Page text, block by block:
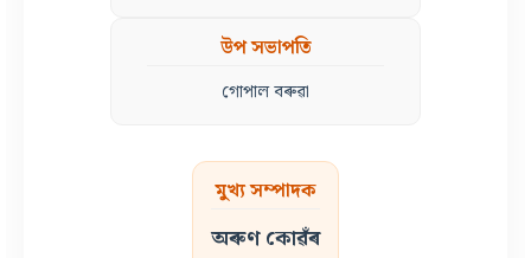
উপ সভাপতি
গোপাল বৰুৱা
মুখ্য সম্পাদক
অৰুণ কোৱঁৰ